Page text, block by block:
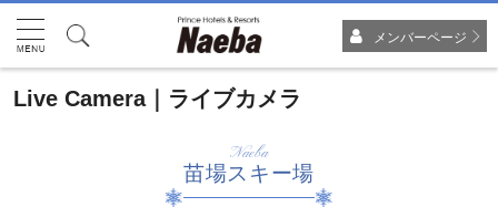
メンバーページ
Live Camera｜ライブカメラ
Naeba
苗場スキー場